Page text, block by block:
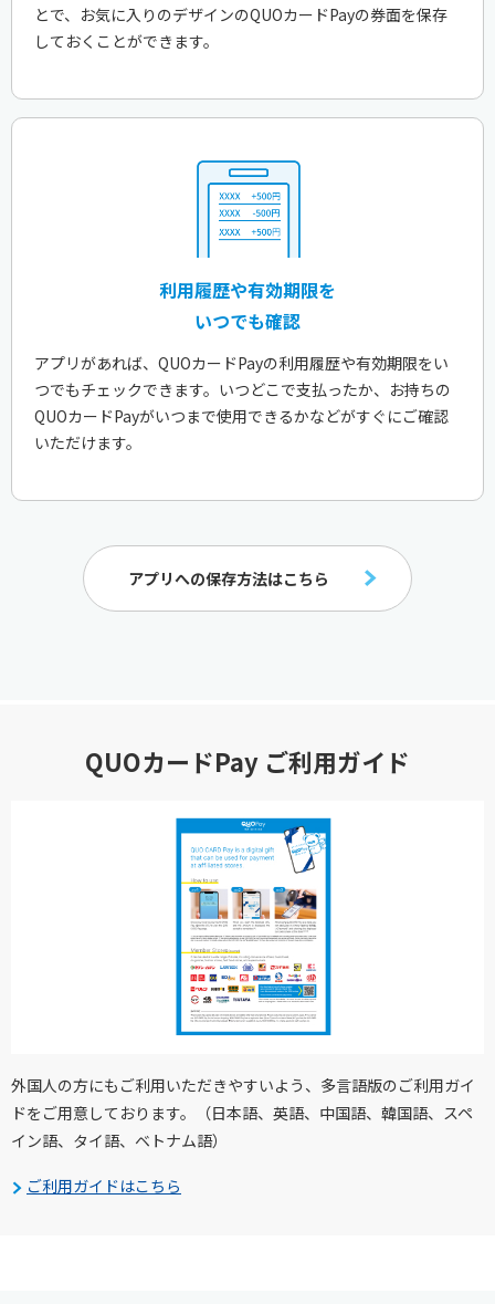
とで、お気に入りのデザインのQUOカードPayの券面を保存
しておくことができます。
利用履歴や有効期限を
いつでも確認
アプリがあれば、QUOカードPayの利用履歴や有効期限をい
つでもチェックできます。いつどこで支払ったか、お持ちの
QUOカードPayがいつまで使用できるかなどがすぐにご確認
いただけます。
アプリへの保存方法はこちら
QUOカードPay ご利用ガイド
外国人の方にもご利用いただきやすいよう、多言語版のご利用ガイ
ドをご用意しております。（日本語、英語、中国語、韓国語、スペ
イン語、タイ語、ベトナム語）
ご利用ガイドはこちら